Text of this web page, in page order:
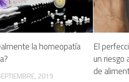
la homeopatía
2019
El
un riesgo
de